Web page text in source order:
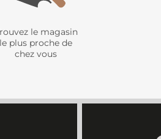
le magasin
le plus proche de
chez vous